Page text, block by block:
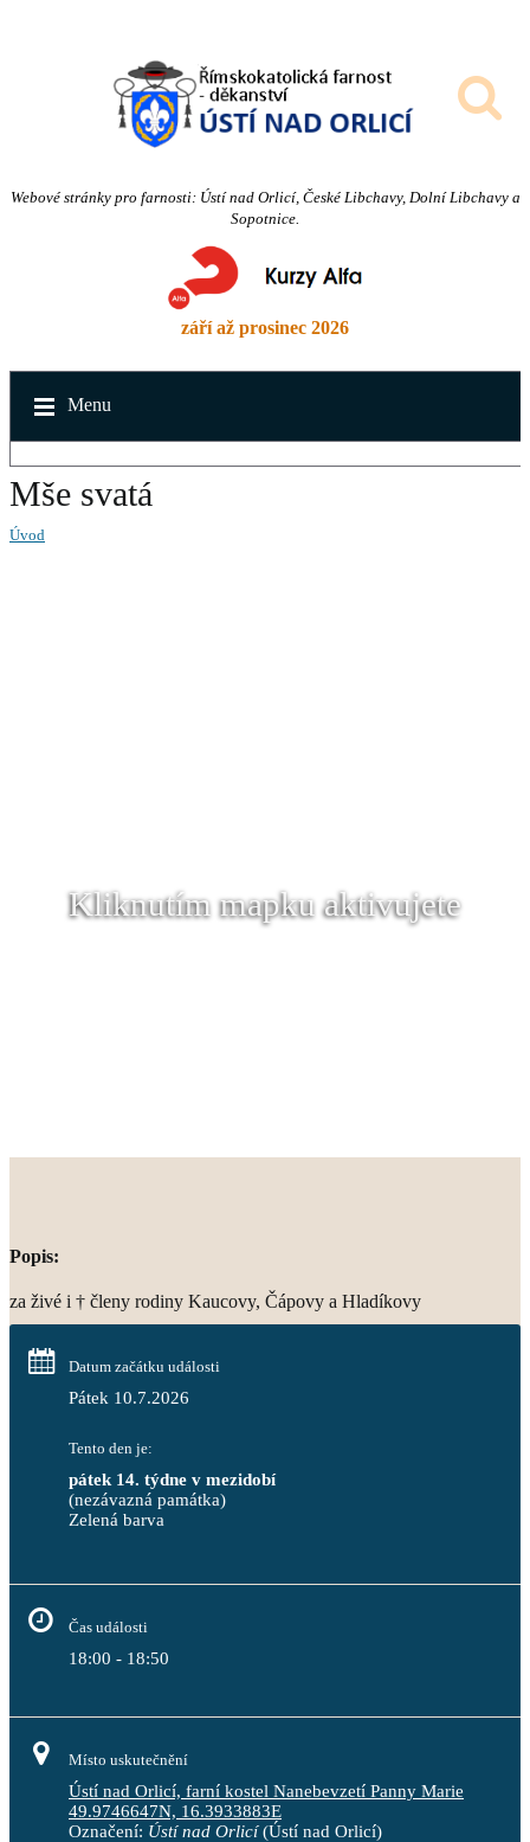
Webové stránky pro farnosti: Ústí nad Orlicí, České Libchavy, Dolní Libchavy a
Sopotnice.
září až prosinec 2026
Menu
Mše svatá
Úvod
Kliknutím mapku aktivujete
Popis:
za živé i † členy rodiny Kaucovy, Čápovy a Hladíkovy
Datum začátku události
Pátek 10.7.2026
Tento den je:
pátek 14. týdne v mezidobí
(nezávazná památka)
Zelená barva
Čas události
18:00 - 18:50
Místo uskutečnění
Ústí nad Orlicí, farní kostel Nanebevzetí Panny Marie
49.9746647N, 16.3933883E
Označení: Ústí nad Orlicí(Ústí nad Orlicí)